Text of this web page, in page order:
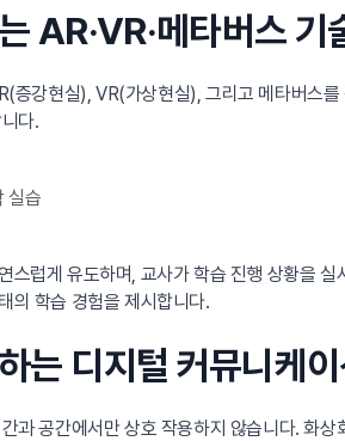
AR·VR·메타버스 기
증강현실), VR(가상현실), 그리고 메타버스
다.
실습
스럽게 유도하며, 교사가 학습 진행 상황을
의 학습 경험을 제시합니다.
는 디지털 커뮤니케
과 공간에서만 상호 작용하지 않습니다. 화